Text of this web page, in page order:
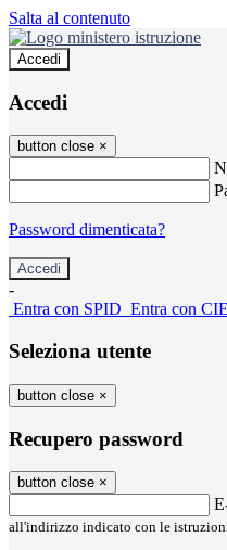
Salta al contenuto
Accedi
Accedi
button close ×
Password dimenticata?
-
Entra con SPID Entra con CIE
Seleziona utente
button close ×
Recupero password
button close ×
all'indirizzo indicato con le